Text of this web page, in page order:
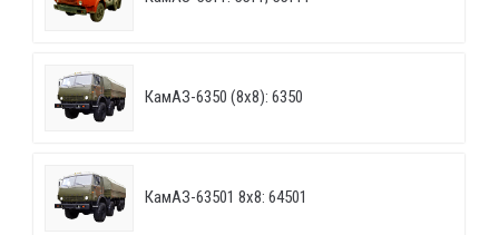
КамАЗ-6350 (8х8): 6350
КамАЗ-63501 8х8: 64501